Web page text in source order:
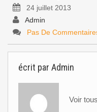
24 juillet 2013
Admin
Pas De
écrit par Admin
Voir